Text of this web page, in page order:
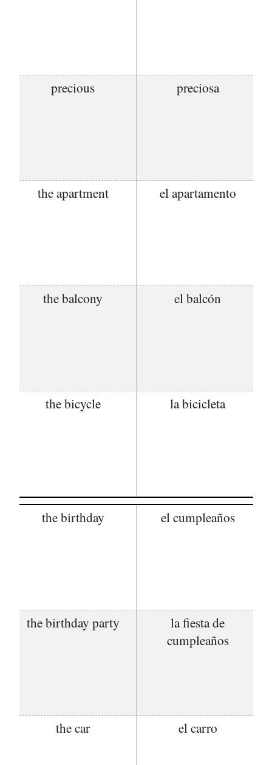
precious preciosa
the apartment el apartamento
the balcony el balcón
the bicycle la bicicleta
the birthday el cumpleaños
the birthday party
la fiesta de
cumpleaños
the car el carro